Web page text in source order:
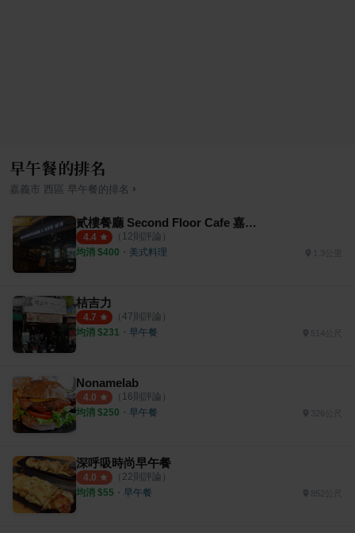
早午餐的排名
嘉義市 西區 早午餐的排名 ›
貳樓餐廳 Second Floor Cafe 嘉義店
4.4 （ 12則評論）
均消 $400 ・ 美式料理
桔吉力
4.7 （ 47則評論）
均消 $231 ・ 早午餐 514公尺
Nonamelab
4.0 （ 16則評論）
均消 $250 ・ 早午餐
深呼吸時尚早午餐
4.0 （ 22則評論）
均消 $55 ・ 早午餐 852公尺